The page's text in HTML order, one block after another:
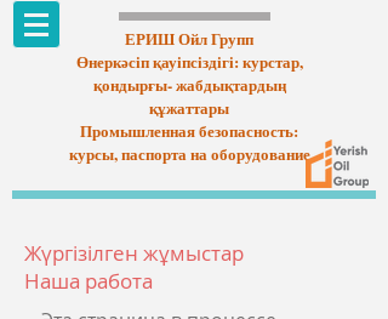
ЕРИШ Ойл Групп
Өнеркәсіп қауіпсіздігі: курстар,
қондырғы- жабдықтардың
құжаттары
Промышленная безопасность:
курсы, паспорта на оборудование
Жүргізілген жұмыстар
Наша работа